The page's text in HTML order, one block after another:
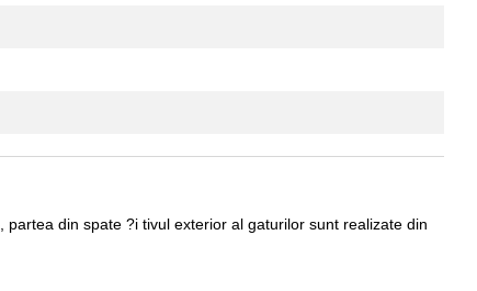
din spate ?i tivul exterior al gaturilor sunt realizate din